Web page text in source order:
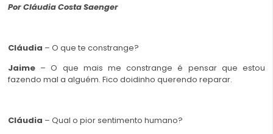
Por Cláudia Costa Saenger
Cláudia – O que te constrange?
Jaime – O que mais me constrange é pensar que estou
fazendo mal a alguém. Fico doidinho querendo reparar.
Cláudia – Qual o pior sentimento humano?